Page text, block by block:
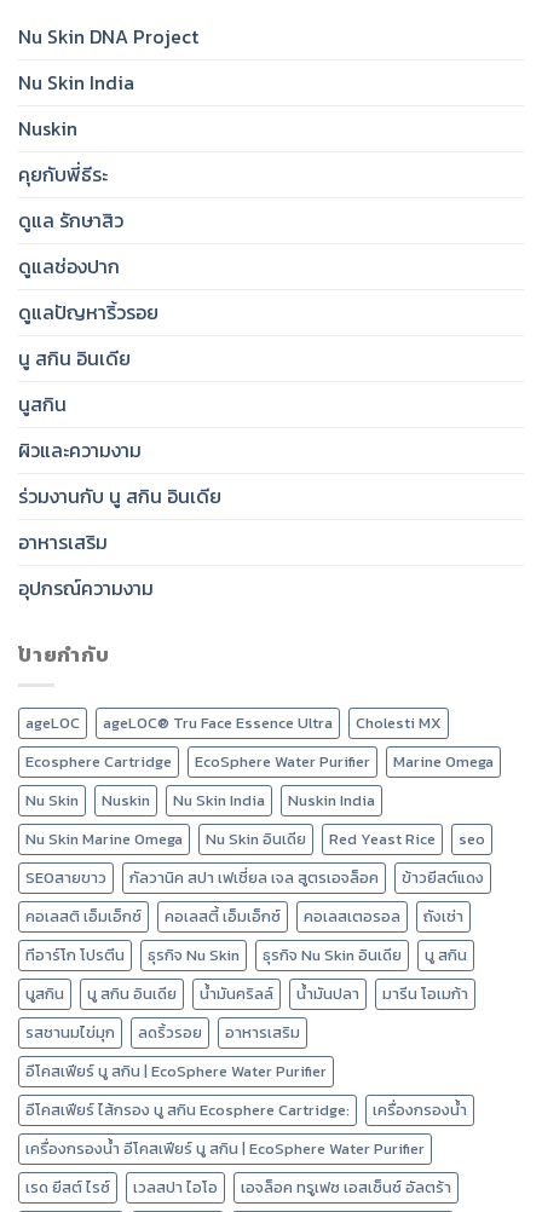
Glowing
Step
Nu Skin DNA Project
Nu Skin India
Nuskin
คุยกับพี่ธีระ
ดูแล รักษาสิว
ดูแลช่องปาก
ดูแลปัญหาริ้วรอย
นู สกิน อินเดีย
นูสกิน
ผิวและความงาม
ร่วมงานกับ นู สกิน อินเดีย
อาหารเสริม
อุปกรณ์ความงาม
ป้ายกำกับ
ageLOC ageLOC® Tru Face Essence Ultra
Cholesti MX
Ecosphere Cartridge
EcoSphere Water Purifier
Marine Omega
Nu Skin
Nuskin Nu Skin India
Nuskin India
Nu Skin Marine Omega
Nu Skin อินเดีย Red Yeast Rice
seo
SEOสายขาว
กัลวานิค สปา เฟเชี่ยล เจล สูตรเอจล็อค
ข้าวยีสต์แดง
คอเลสติ เอ็มเอ็กซ์
คอเลสตี้ เอ็มเอ็กซ์ คอเลสเตอรอล
ถังเช่า
ทีอาร์โก โปรตีน
ธุรกิจ Nu Skin ธุรกิจ Nu Skin อินเดีย
นู สกิน
นูสกิน
นู สกิน อินเดีย น้ำมันคริลล์ น้ำมันปลา
มารีน โอเมก้า
รสชานมไข่มุก
ลดริ้วรอย
อาหารเสริม
อีโคสเฟียร์ นู สกิน | EcoSphere Water Purifier
อีโคสเฟียร์ ไส้กรอง นู สกิน Ecosphere Cartridge:
เครื่องกรองน้ำ
เครื่องกรองน้ำ อีโคสเฟียร์ นู สกิน | EcoSphere Water Purifier
เรด ยีสต์ ไรซ์
เวลสปา ไอโอ
เอจล็อค ทรูเฟซ เอสเซ็นซ์ อัลตร้า